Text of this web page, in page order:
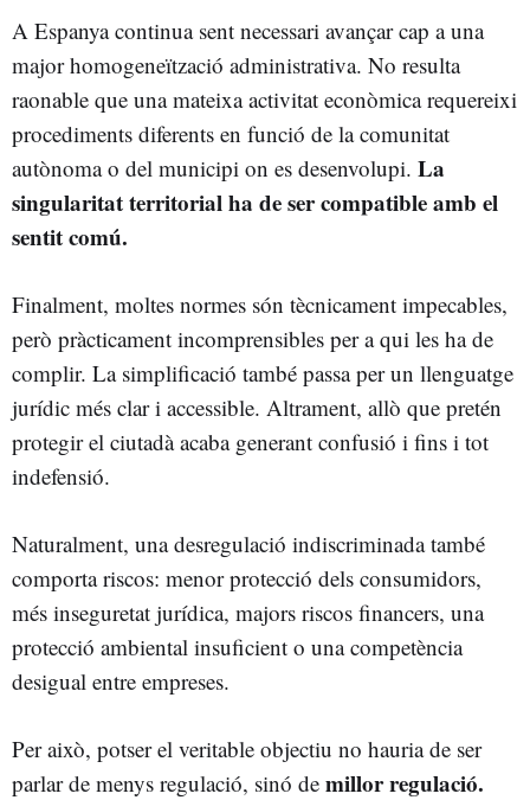
A Espanya continua sent necessari avançar cap a una
major homogeneïtzació administrativa. No resulta
raonable que una mateixa activitat econòmica requereixi
procediments diferents en funció de la comunitat
autònoma o del municipi on es desenvolupi. La
singularitat territorial ha de ser compatible amb el
sentit comú.
Finalment, moltes normes són tècnicament impecables,
però pràcticament incomprensibles per a qui les ha de
complir. La simplificació també passa per un llenguatge
jurídic més clar i accessible. Altrament, allò que pretén
protegir el ciutadà acaba generant confusió i fins i tot
indefensió.
Naturalment, una desregulació indiscriminada també
comporta riscos: menor protecció dels consumidors,
més inseguretat jurídica, majors riscos financers, una
protecció ambiental insuficient o una competència
desigual entre empreses.
Per això, potser el veritable objectiu no hauria de ser
parlar de menys regulació, sinó de millor regulació.